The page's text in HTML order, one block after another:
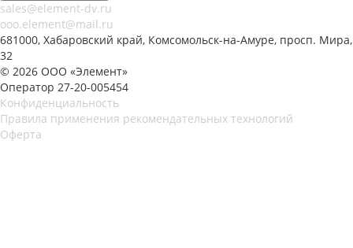
sales@element-dv.ru
ooo.element@mail.ru
681000, Хабаровский край, Комсомольск-на-Амуре, просп. Мира,
32
© 2026 ООО «Элемент»
Оператор 27-20-005454
Конфиденциальность
Правила применения рекомендательных технологий
Оферта